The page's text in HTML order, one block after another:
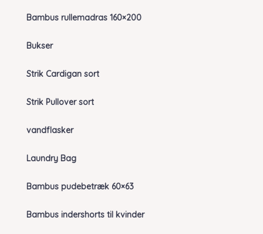
Bambus rullemadras 160×200
Bukser
Strik Cardigan sort
Strik Pullover sort
vandflasker
Laundry Bag
Bambus pudebetræk 60×63
Bambus indershorts til kvinder